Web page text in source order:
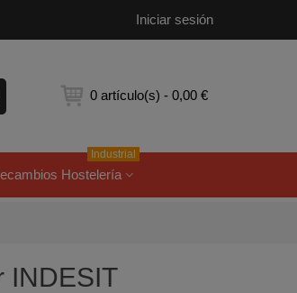
Iniciar sesión
0 artículo(s) - 0,00 €
Hostelería
Industrial
INDESIT